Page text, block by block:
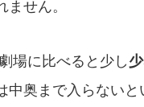
せん。
場に比べると少し
奥まで入らないと